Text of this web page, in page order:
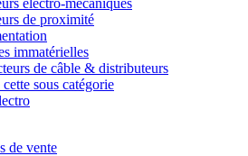
de proximité
immatérielles
de câble & distributeurs
sous catégorie
de vente